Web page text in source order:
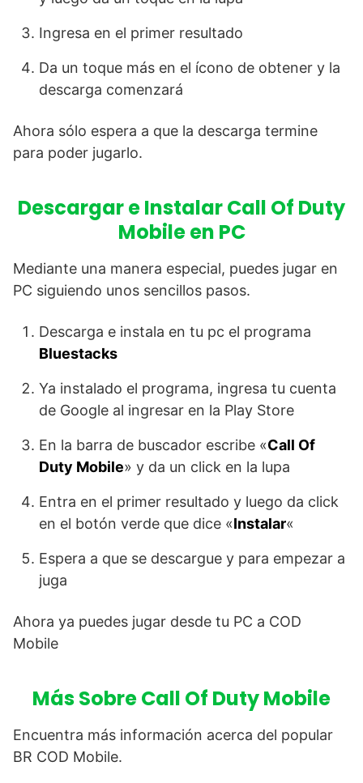
Ingresa en el primer resultado
Da un toque más en el ícono de obtener y la
descarga comenzará
Ahora sólo espera a que la descarga termine
para poder jugarlo.
Descargar e Instalar Call Of Duty
Mobile en PC
Mediante una manera especial, puedes jugar en
PC siguiendo unos sencillos pasos.
Descarga e instala en tu pc el programa
Bluestacks
Ya instalado el programa, ingresa tu cuenta
de Google al ingresar en la Play Store
En la barra de buscador escribe «Call Of
Duty Mobile» y da un click en la lupa
Entra en el primer resultado y luego da click
en el botón verde que dice «Instalar«
Espera a que se descargue y para empezar a
juga
Ahora ya puedes jugar desde tu PC a COD
Mobile
Más Sobre Call Of Duty Mobile
Encuentra más información acerca del popular
BR COD Mobile.